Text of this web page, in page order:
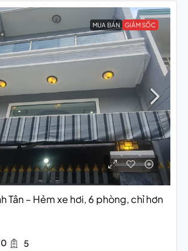
MUA BÁN GIẢM SỐC
Tân – Hẻm xe hơi, 6 phòng, chỉ hơn
5